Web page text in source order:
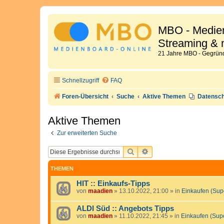
MBO -
Streaming &
21 Jahre MBO -
Schnellzugriff FAQ
Foren-Übersicht Suche Aktive Themen
Aktive Themen
Zur erweiterten Suche
SUCHEERWEITERTE SUCHE
THEMEN
HIT :: Einkaufs-Tipps
von maadien » 13.10.2022, 21:00 » in Einkaufen
ALDI Süd :: Angebots Tipps
von maadien » 11.10.2022, 21:45 » in Einkaufen